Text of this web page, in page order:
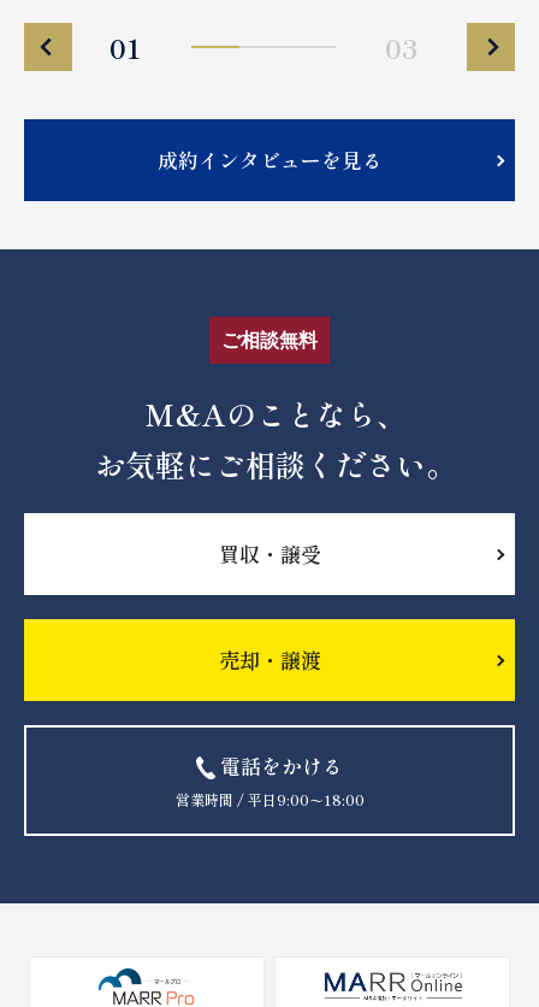
01 03
成約インタビューを見る
ご相談無料
M&Aのことなら、
お気軽にご相談ください。
買収・譲受
売却・譲渡
電話をかける
営業時間 / 平日9:00〜18:00